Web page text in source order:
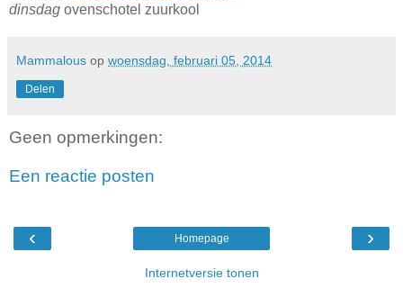
dinsdag ovenschotel zuurkool
Mammalous op woensdag, februari 05, 2014
Delen
Geen opmerkingen:
Een reactie posten
‹ ›
Homepage
Internetversie tonen